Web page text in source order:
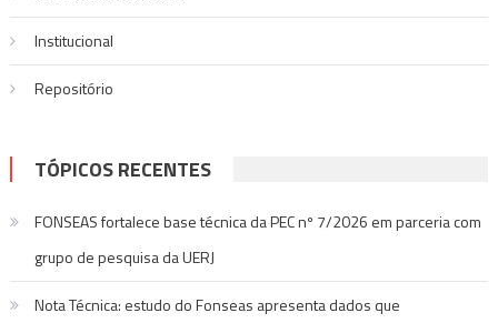
Institucional
Repositório
TÓPICOS RECENTES
FONSEAS fortalece base técnica da PEC nº 7/2026 em parceria com
grupo de pesquisa da UERJ
Nota Técnica: estudo do Fonseas apresenta dados que